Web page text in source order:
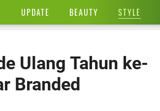
UPDATE BEAUTY STYLE
Ulang Tahun ke-
Branded